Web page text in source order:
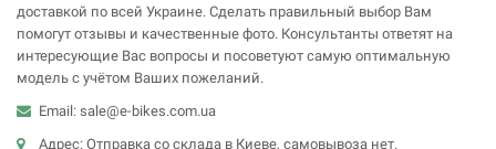
доставкой по всей Украине. Сделать правильный выбор Вам
помогут отзывы и качественные фото. Консультанты ответят на
интересующие Вас вопросы и посоветуют самую оптимальную
модель с учётом Ваших пожеланий.
Email: sale@e-bikes.com.ua
Адрес: Отправка со склада в Киеве, самовывоза нет.